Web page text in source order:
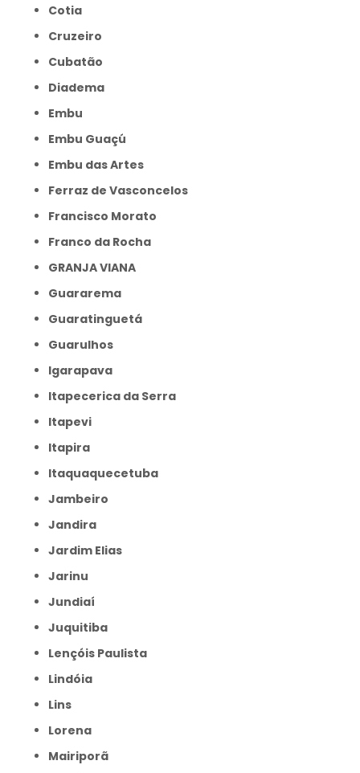
Cotia
Cruzeiro
Cubatão
Diadema
Embu
Embu Guaçú
Embu das Artes
Ferraz de Vasconcelos
Francisco Morato
Franco da Rocha
GRANJA VIANA
Guararema
Guaratinguetá
Guarulhos
Igarapava
Itapecerica da Serra
Itapevi
Itapira
Itaquaquecetuba
Jambeiro
Jandira
Jardim Elias
Jarinu
Jundiaí
Juquitiba
Lençóis Paulista
Lindóia
Lins
Lorena
Mairiporã